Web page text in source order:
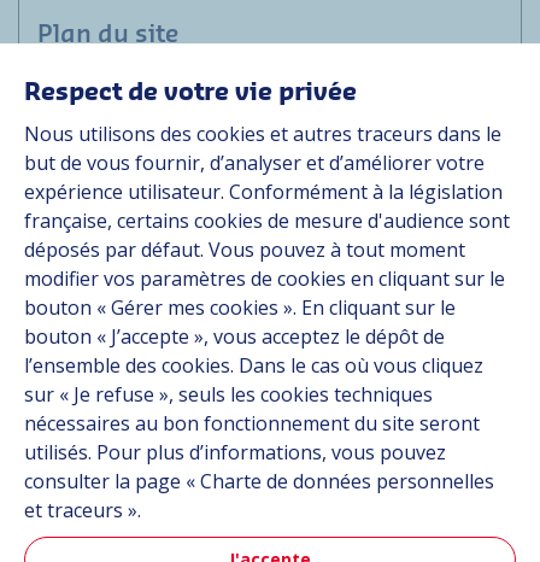
Plan du site
Marchés
Solutions
Ressources
À propos
Carrière
Contact
Suivez-nous
Linkedin
Instagram
Respect de votre vie privée
Nous utilisons des cookies et autres traceurs dans le
but de vous fournir, d’analyser et d’améliorer votre
expérience utilisateur. Conformément à la législation
française, certains cookies de mesure d'audience sont
déposés par défaut. Vous pouvez à tout moment
modifier vos paramètres de cookies en cliquant sur le
bouton « Gérer mes cookies ». En cliquant sur le
bouton « J’accepte », vous acceptez le dépôt de
l’ensemble des cookies. Dans le cas où vous cliquez
sur « Je refuse », seuls les cookies techniques
nécessaires au bon fonctionnement du site seront
utilisés. Pour plus d’informations, vous pouvez
consulter la page « Charte de données personnelles
et traceurs ».